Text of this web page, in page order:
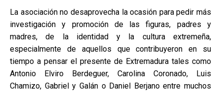
La asociación no desaprovecha la ocasión para pedir más
investigación y promoción de las figuras, padres y
madres, de la identidad y la cultura extremeña,
especialmente de aquellos que contribuyeron en su
tiempo a pensar el presente de Extremadura tales como
Antonio Elviro Berdeguer, Carolina Coronado, Luis
Chamizo, Gabriel y Galán o Daniel Berjano entre muchos